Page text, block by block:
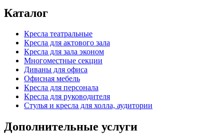
Каталог
Кресла театральные
Кресла для актового зала
Кресла для зала эконом
Многоместные секции
Диваны для офиса
Офисная мебель
Кресла для персонала
Кресла для руководителя
Стулья и кресла для холла, аудитории
Дополнительные услуги